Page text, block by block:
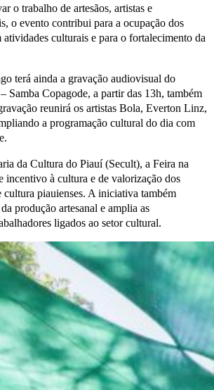
o trabalho de artesãos, artistas e
o evento contribui para a ocupação dos
atividades culturais e para o fortalecimento da
terá ainda a gravação audiovisual do
Samba Copagode, a partir das 13h, também
reunirá os artistas Bola, Everton Linz,
a programação cultural do dia com
da Cultura do Piauí (Secult), a Feira na
incentivo à cultura e de valorização dos
cultura piauienses. A iniciativa também
produção artesanal e amplia as
ligados ao setor cultural.